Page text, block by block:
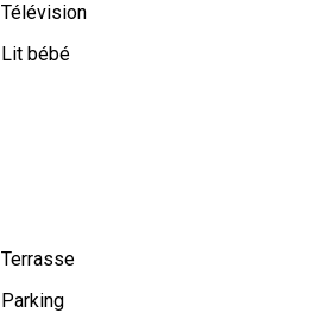
Télévision
Lit bébé
Terrasse
Parking